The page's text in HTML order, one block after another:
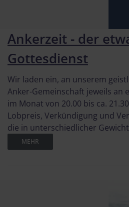
Ankerzeit - der
Gottesdienst
Wir laden ein, an unserem
Anker-Gemeinschaft jeweils an
im Monat von 20.00 bis ca.
Lobpreis, Verkündigung und
die in unterschiedlicher
MEHR